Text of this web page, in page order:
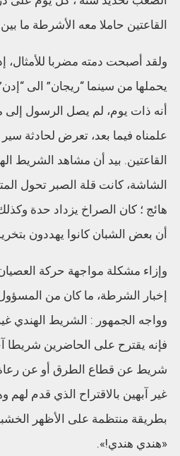
القاعتين حاملا معه الأشرطة ما
ولقد أصبحت دمته مضربا للأمثال،
يحملها من سينما “ريجان” الى
أنه ذات يوم، لم يصل الرسول إلى
علمناه فيما بعد، تعرض لحادثة
القاعتين. بيد أن مشاهد الشريط
الشاشة، كانت قلة الصبر تحول
هائج ؛ كان الصراخ يزداد حدة
أن بعض الشبان كانوا يهددون
وإزاء مشكلة مواجهة حركة
إخبار الشرطة، ما كان من
وواجه الجمهور : الشريط الهندي
فإنه يقترح على الحاضرين شريطا
شريط عن قطاع الطرق أو عن رعاة
غير آبهين بالاقتراح الذي قدم لهم
بطريقة منتظمة على الأظهر
«هندي هندي!».